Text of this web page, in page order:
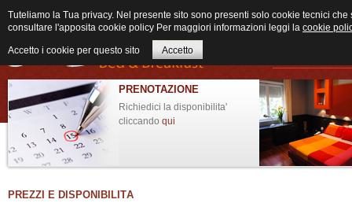
PRENOTAZIONE
Richiedici la disponibilita'
cliccando qui
PREZZI E DISPONIBILITÀ
Tuteliamo la Tua privacy. Nel presente sito sono presenti solo cookie tecnici
consultare l'apposita cookie policy Per maggiori informazioni leggi la cookie
Accetto i cookie per questo sito Accetto